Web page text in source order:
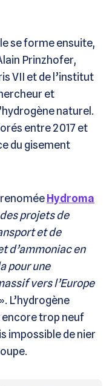
se forme ensuite,
Prinzhofer,
VII et de l’institut
et
naturel.
entre 2017 et
du gisement
Hydroma
des projets de
et de
d’ammoniac en
pour une
vers l’Europe
L’hydrogène
encore trop neuf
impossible de nier